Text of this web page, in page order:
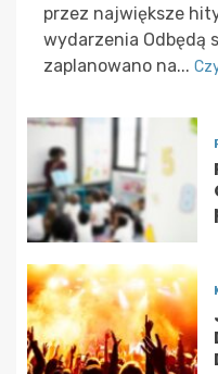
przez największe
wydarzenia Odbędą
zaplanowano na...